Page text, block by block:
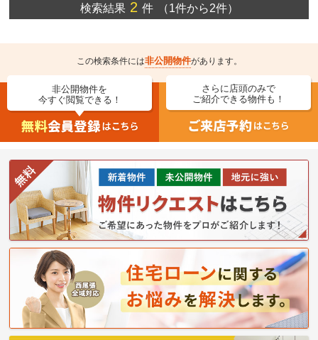
検索結果2 件 （1件から2件）
この検索条件には非公開物件があります。
非公開物件を
今すぐ閲覧できる！
さらに店頭のみで
ご紹介できる物件も！